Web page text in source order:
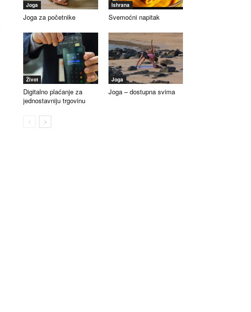
Joga
Joga za početnike
Ishrana
Svemoćni napitak
Život
Digitalno plaćanje za
jednostavniju trgovinu
Joga
Joga – dostupna svima